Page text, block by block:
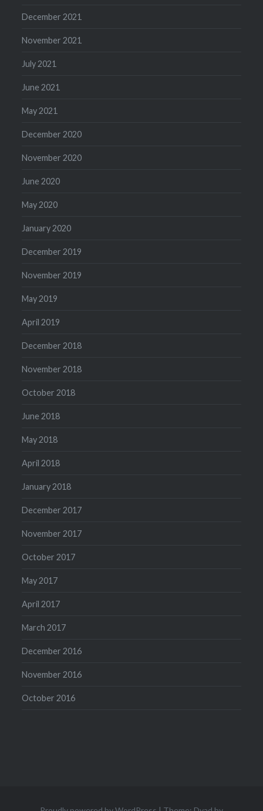
December 2021
November 2021
July 2021
June 2021
May 2021
December 2020
November 2020
June 2020
May 2020
January 2020
December 2019
November 2019
May 2019
April 2019
December 2018
November 2018
October 2018
June 2018
May 2018
April 2018
January 2018
December 2017
November 2017
October 2017
May 2017
April 2017
March 2017
December 2016
November 2016
October 2016